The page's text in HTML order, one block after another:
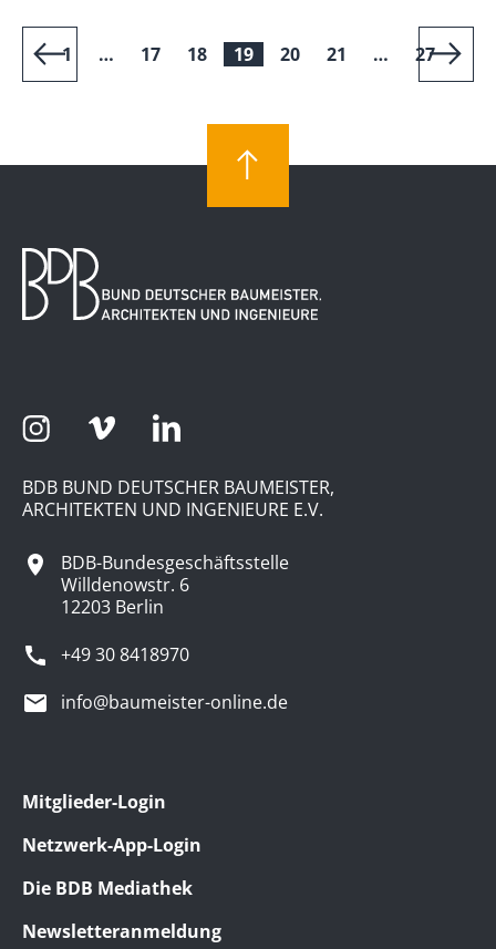
1 … 17 18 19 20 21 … 27
BDB BUND DEUTSCHER BAUMEISTER,
ARCHITEKTEN UND INGENIEURE E.V.
BDB-Bundesgeschäftsstelle
Willdenowstr. 6
12203 Berlin
+49 30 8418970
info@baumeister-online.de
Mitglieder-Login
Netzwerk-App-Login
Die BDB Mediathek
Newsletteranmeldung